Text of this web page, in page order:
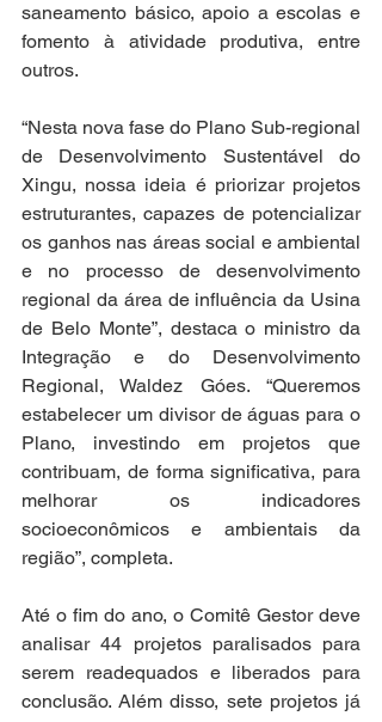
saneamento básico, apoio a escolas e
fomento à atividade produtiva, entre
outros.
“Nesta nova fase do Plano Sub-regional
de Desenvolvimento Sustentável do
Xingu, nossa ideia é priorizar projetos
estruturantes, capazes de potencializar
os ganhos nas áreas social e ambiental
e no processo de desenvolvimento
regional da área de influência da Usina
de Belo Monte”, destaca o ministro da
Integração e do Desenvolvimento
Regional, Waldez Góes. “Queremos
estabelecer um divisor de águas para o
Plano, investindo em projetos que
contribuam, de forma significativa, para
melhorar os indicadores
socioeconômicos e ambientais da
região”, completa.
Até o fim do ano, o Comitê Gestor deve
analisar 44 projetos paralisados para
serem readequados e liberados para
conclusão. Além disso, sete projetos já